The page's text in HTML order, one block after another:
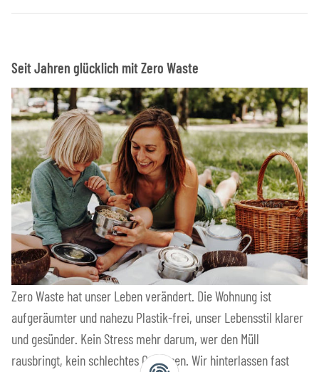
Seit Jahren glücklich mit Zero Waste
Zero Waste hat unser Leben verändert. Die Wohnung ist
aufgeräumter und nahezu Plastik-frei, unser Lebensstil klarer
und gesünder. Kein Stress mehr darum, wer den Müll
rausbringt, kein schlechtes Gewissen. Wir hinterlassen fast